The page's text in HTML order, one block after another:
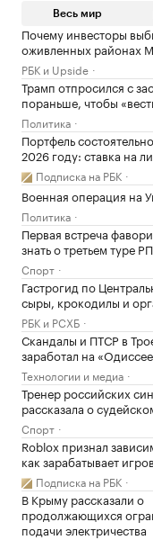
Весь мир
Почему инвесторы
оживленных районах
РБК и Upside
Трамп отпросился с
пораньше, чтобы
Политика
Портфель
2026 году: ставка на
Подписка на РБК
Военная операция на
Политика
Первая встреча
знать о третьем туре
Спорт
Гастрогид по
сыры, крокодилы и
РБК и РСХБ
Скандалы и ПТСР в
заработал на
Технологии и медиа
Тренер российских
рассказала о
Спорт
Roblox признал
как зарабатывает
Подписка на РБК
В Крыму рассказали о
продолжающихся
подачи электричества